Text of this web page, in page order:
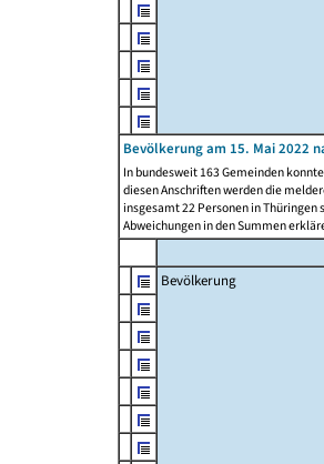
Bevölkerung am 15. Mai 2022
In bundesweit 163 Gemeinden
diesen Anschriften werden die
insgesamt 22 Personen in
Abweichungen in den Summen
Bevölkerung